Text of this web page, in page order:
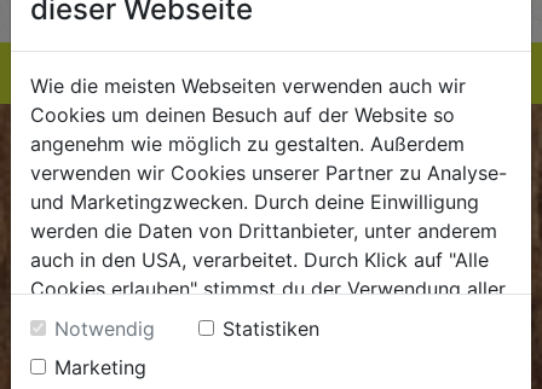
BIOKISTE
Kundenservice
Mo - Do: 8.00 - 16.00 Uhr
Fr: 8.00 - 15.00 Uhr
.dieBiokiste@biohof.at
.+43 7272 2597
dieser Webseite
Wie die meisten Webseiten verwenden auch wir
Cookies um deinen Besuch auf der Website so
angenehm wie möglich zu gestalten. Außerdem
verwenden wir Cookies unserer Partner zu Analyse-
und Marketingzwecken. Durch deine Einwilligung
werden die Daten von Drittanbieter, unter anderem
auch in den USA, verarbeitet. Durch Klick auf "Alle
Cookies erlauben" stimmst du der Verwendung aller
Cookies zu. Unter "Details anzeigen" findest du alle
Infos zu den unterschiedlichen Cookies, du kannst
auch entscheiden, welche Cookies du erlauben
Notwendig
Statistiken
Marketing